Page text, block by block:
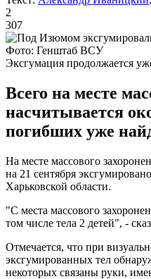
2
307
Фото: Генштаб ВСУ
Эксгумация продолжается
Всего на месте
насчитывается
погибших уже
На месте массового
на 21 сентября
Харьковской области.
"С места массового
том числе тела 2 детей", -
Отмечается, что при
эксгумированных тел
некоторых связаны руки,